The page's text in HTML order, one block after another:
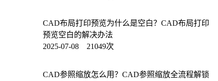
CAD布局打印预览为什么是空白？CAD布局打印
预览空白的解决办法
2025-07-08 21049次
CAD参照缩放怎么用？CAD参照缩放全流程解锁